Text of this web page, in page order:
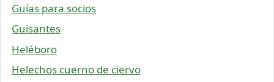
Guías para socios
Guisantes
Heléboro
Helechos cuerno de ciervo